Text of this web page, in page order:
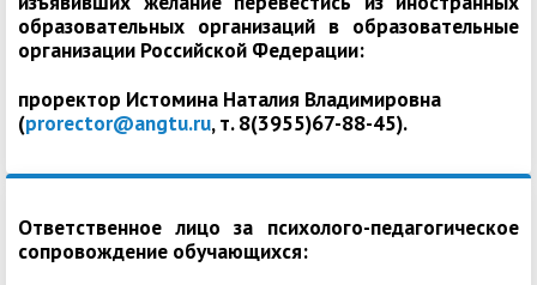
образовательных организаций в образовательные
организации Российской Федерации:
проректор Истомина Наталия Владимировна
(prorector@angtu.ru, т. 8(3955)67-88-45).
Ответственное лицо за психолого-педагогическое
сопровождение обучающихся: